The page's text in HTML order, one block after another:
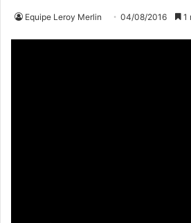
Equipe Leroy Merlin 04/08/2016 1